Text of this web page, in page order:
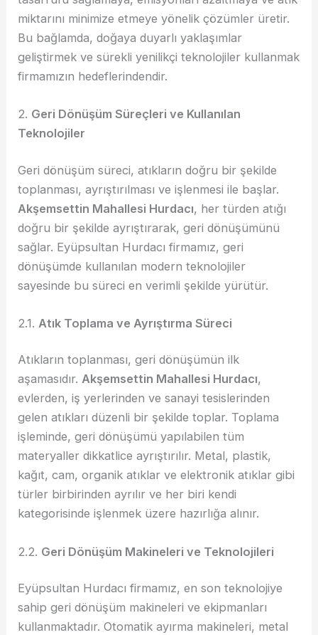
miktarını minimize etmeye yönelik çözümler üretir.
Bu bağlamda, doğaya duyarlı yaklaşımlar
geliştirmek ve sürekli yenilikçi teknolojiler kullanmak
firmamızın hedeflerindendir.
2. Geri Dönüşüm Süreçleri ve Kullanılan
Teknolojiler
Geri dönüşüm süreci, atıkların doğru bir şekilde
toplanması, ayrıştırılması ve işlenmesi ile başlar.
Akşemsettin Mahallesi Hurdacı, her türden atığı
doğru bir şekilde ayrıştırarak, geri dönüşümünü
sağlar. Eyüpsultan Hurdacı firmamız, geri
dönüşümde kullanılan modern teknolojiler
sayesinde bu süreci en verimli şekilde yürütür.
2.1. Atık Toplama ve Ayrıştırma Süreci
Atıkların toplanması, geri dönüşümün ilk
aşamasıdır.Akşemsettin Mahallesi Hurdacı,
evlerden, iş yerlerinden ve sanayi tesislerinden
gelen atıkları düzenli bir şekilde toplar. Toplama
işleminde, geri dönüşümü yapılabilen tüm
materyaller dikkatlice ayrıştırılır. Metal, plastik,
kağıt, cam, organik atıklar ve elektronik atıklar gibi
türler birbirinden ayrılır ve her biri kendi
kategorisinde işlenmek üzere hazırlığa alınır.
2.2. Geri Dönüşüm Makineleri ve Teknolojileri
Eyüpsultan Hurdacı firmamız, en son teknolojiye
sahip geri dönüşüm makineleri ve ekipmanları
kullanmaktadır. Otomatik ayırma makineleri, metal